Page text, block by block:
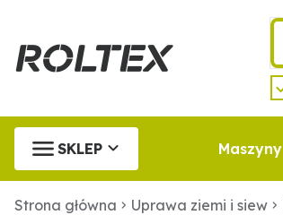
SKLEP Maszyny
Strona główna Uprawa ziemi i siew